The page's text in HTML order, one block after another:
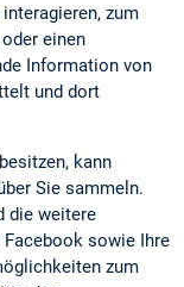
zum
einen
Information von
und dort
kann
Sie sammeln.
die weitere
Facebook sowie Ihre
zum